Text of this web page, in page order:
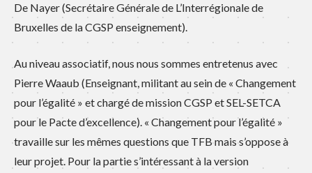
De Nayer (Secrétaire Générale de L’Interrégionale de
Bruxelles de la CGSP enseignement).
Au niveau associatif, nous nous sommes entretenus avec
Pierre Waaub (Enseignant, militant au sein de « Changement
pour l’égalité » et chargé de mission CGSP et SEL-SETCA
pour le Pacte d’excellence). « Changement pour l’égalité »
travaille sur les mêmes questions que TFB mais s’oppose à
leur projet. Pour la partie s’intéressant à la version